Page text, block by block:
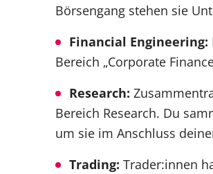
Börsengang stehen sie
Financial Engineering:
Bereich „Corporate
Research:
Bereich Research. Du
um sie im Anschluss
Trading: Trader:innen